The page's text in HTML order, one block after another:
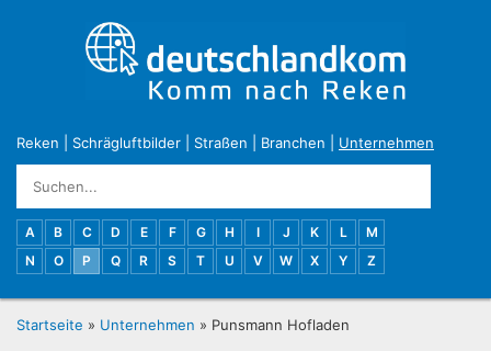
Reken Schrägluftbilder Straßen Branchen Unternehmen
A B C D E F G H I J K L
M
N
O P Q R S T U V W X Y Z
Startseite » Unternehmen » Punsmann Hofladen